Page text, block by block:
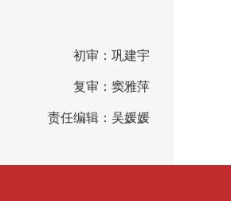
初审：巩建宇
复审：窦雅萍
责任编辑：吴媛媛